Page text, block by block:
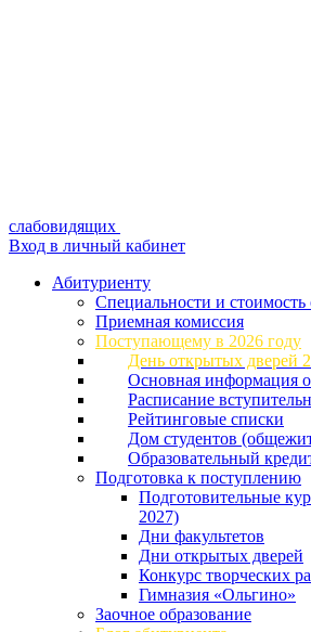
слабовидящих
Вход в личный кабинет
Абитуриенту
Специальности и стоимость
Приемная комиссия
Поступающему в 2026 году
День открытых дверей
Основная информация
Расписание
Рейтинговые списки
Дом студентов
Образовательный
Подготовка к поступлению
Подготовительные
2027)
Дни факультетов
Дни открытых дверей
Конкурс творческих
Гимназия «Ольгино»
Заочное образование